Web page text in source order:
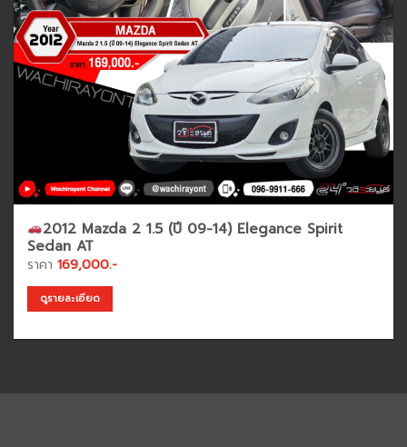
2012 Mazda 2 1.5 (ปี 09-14) Elegance Spirit
Sedan AT
ราคา 169,000.-
ดูรายละเอียด